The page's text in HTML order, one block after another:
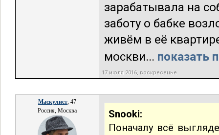
зарабатывала на
заботу о бабке
живём в её
москви... показать
17 июля 2016, воскресенье
Маскулист, 47
Россия, Москва
Snooki:
Поначалу всё